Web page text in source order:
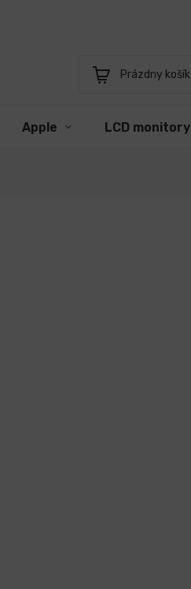
Nákupný
Prázdny košík
Apple LCD monitory